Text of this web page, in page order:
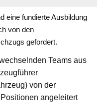
eine fundierte Ausbildung
von den
gefordert.
Teams aus
von der
angeleitert